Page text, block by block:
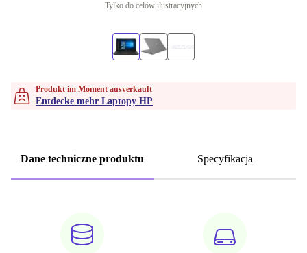
Tylko do celów ilustracyjnych
Produkt im Moment ausverkauft
Entdecke mehr Laptopy HP
Dane techniczne produktu Specyfikacja